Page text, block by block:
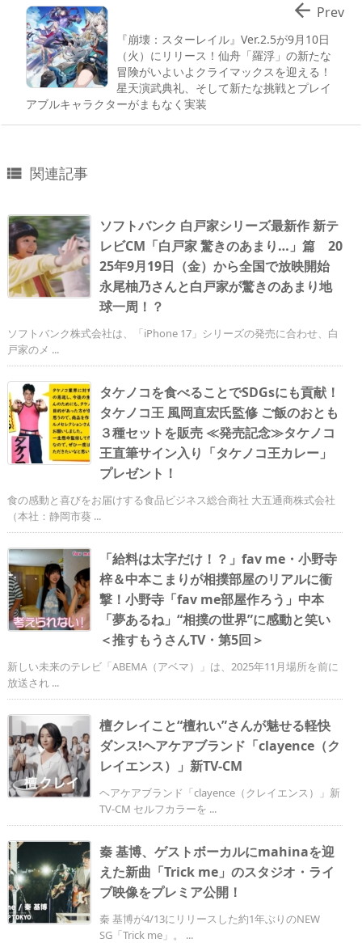
『崩壊：スターレイル』Ver.2.5が9月10日
（火）にリリース！仙舟「羅浮」の新たな
冒険がいよいよクライマックスを迎える！
星天演武典礼、そして新たな挑戦とプレイ
アブルキャラクターがまもなく実装
 Prev
 関連記事
ソフトバンク 白戸家シリーズ最新作 新テ
レビCM「白戸家 驚きのあまり…」篇 20
25年9月19日（金）から全国で放映開始
永尾柚乃さんと白戸家が驚きのあまり地
球一周！？
ソフトバンク株式会社は、「iPhone 17」シリーズの発売に合わせ、白
戸家のメ ...
タケノコを食べることでSDGsにも貢献！
タケノコ王 風岡直宏氏監修 ご飯のおとも
３種セットを販売 ≪発売記念≫タケノコ
王直筆サイン入り「タケノコ王カレー」
プレゼント！
食の感動と喜びをお届けする食品ビジネス総合商社 大五通商株式会社
（本社：静岡市葵 ...
「給料は太字だけ！？」fav me・小野寺
梓＆中本こまりが相撲部屋のリアルに衝
撃！小野寺「fav me部屋作ろう」中本
「夢あるね」“相撲の世界”に感動と笑い
＜推すもうさんTV・第5回＞
新しい未来のテレビ「ABEMA（アベマ）」は、2025年11月場所を前に
放送され ...
檀クレイこと“檀れい”さんが魅せる軽快
ダンス!ヘアケアブランド「clayence（ク
レイエンス）」新TV-CM
ヘアケアブランド「clayence（クレイエンス）」新
TV-CM セルフカラーを ...
秦 基博、ゲストボーカルにmahinaを迎
えた新曲「Trick me」のスタジオ・ライ
ブ映像をプレミア公開！
秦 基博が4/13にリリースした約1年ぶりのNEW
SG「Trick me」。 ...